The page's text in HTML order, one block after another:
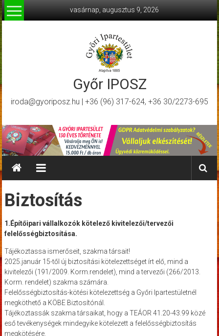
Skip
to
content
vasárnap, augusztus 9, 2026
Győr IPOSZ
iroda@gyoriposz.hu | +36 (96) 317-624, +36 30/2273-695
Biztosítás
1.Építőipari vállalkozók kötelező kivitelezői/tervezői
felelősségbiztosítása.
Tájékoztassa ismerőseit, szakma társait!
2025.január 15-től új biztosítási kötelezettséget írt elő, mind a
kivitelezői (191/2009. Korm.rendelet), mind a tervezői (266/2013.
Korm. rendelet) szakma számára.
Felelősségbiztosítás-kötési kötelezettség a Győri Ipartestületnél
megköthető a KÖBE Biztosítónál.
Tájékoztassák szakma társaikat, hogy a TEÁOR 41.20-43.99 közé
eső tevékenységek mindegyike kötelezett a felelősségbiztosítás
megkötésére.